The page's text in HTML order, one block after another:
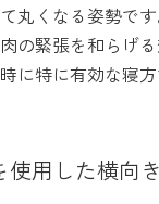
丸くなる姿勢で
の緊張を和らげ
に特に有効な寝方
使用した横向